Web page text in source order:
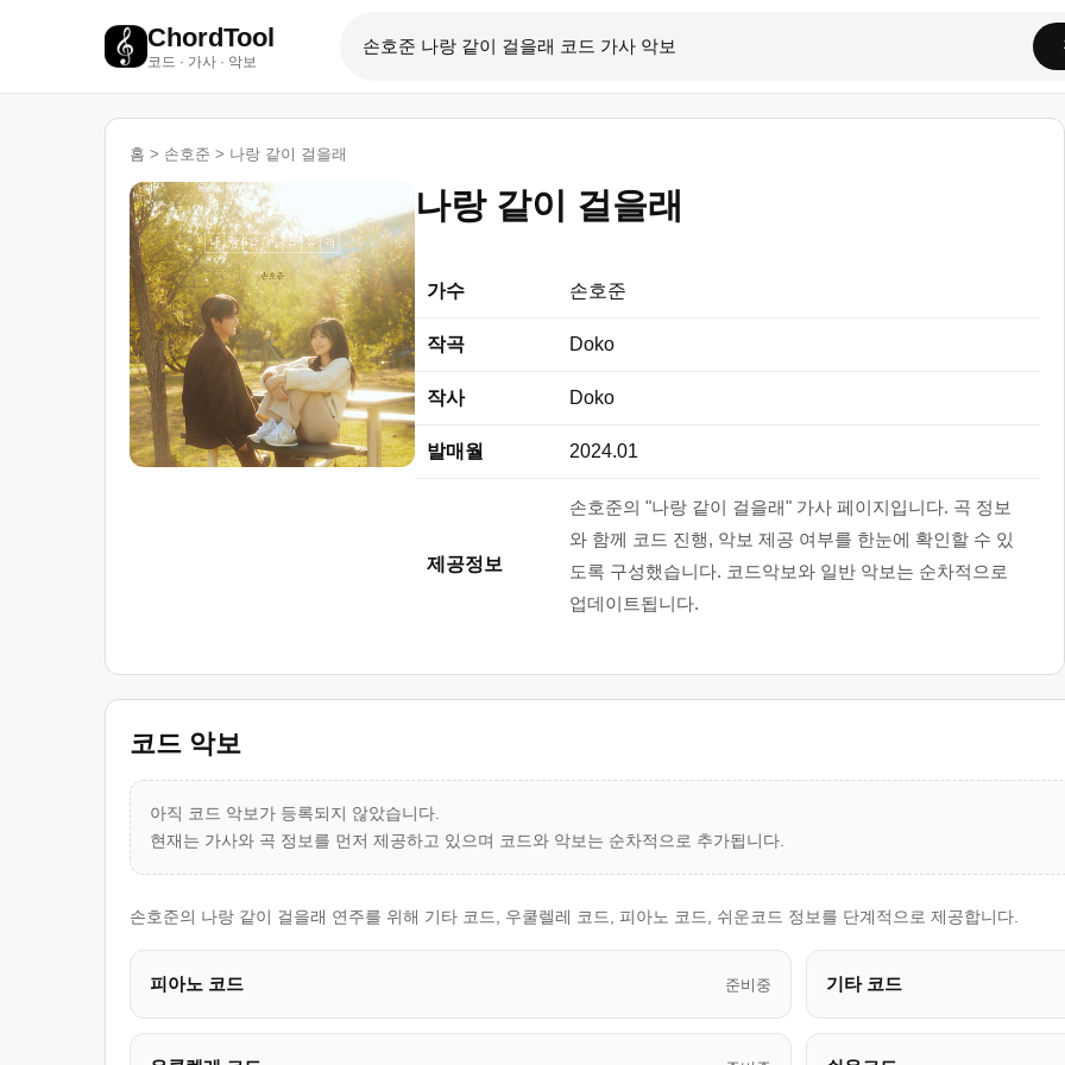
ChordTool
코드 · 가사 · 악보
홈 > 손호준 > 나랑 같이 걸을래
나랑 같이 걸을래
가수 손호준
작곡 Doko
작사 Doko
발매월 2024.01
제공정보
손호준의 "나랑 같이 걸을래" 가사 페이지입니다. 곡 정보
와 함께 코드 진행, 악보 제공 여부를 한눈에 확인할 수 있
도록 구성했습니다. 코드악보와 일반 악보는 순차적으로
업데이트됩니다.
코드 악보
아직 코드 악보가 등록되지 않았습니다.
현재는 가사와 곡 정보를 먼저 제공하고 있으며 코드와 악보는 순차적으로 추가됩니다.
손호준의 나랑 같이 걸을래 연주를 위해 기타 코드, 우쿨렐레 코드, 피아노 코드, 쉬운코드 정보를 단계적으로 제공합니다.
피아노 코드 준비중 기타 코드